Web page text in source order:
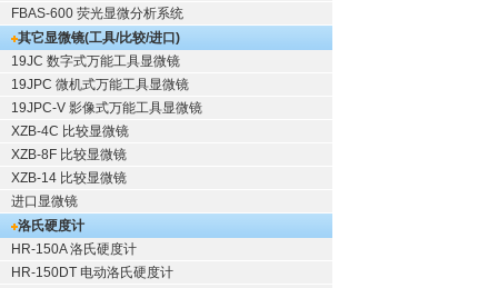
FBAS-600 荧光显微分析系统
其它显微镜(工具/比较/进口)
19JC 数字式万能工具显微镜
19JPC 微机式万能工具显微镜
19JPC-V 影像式万能工具显微镜
XZB-4C 比较显微镜
XZB-8F 比较显微镜
XZB-14 比较显微镜
进口显微镜
洛氏硬度计
HR-150A 洛氏硬度计
HR-150DT 电动洛氏硬度计